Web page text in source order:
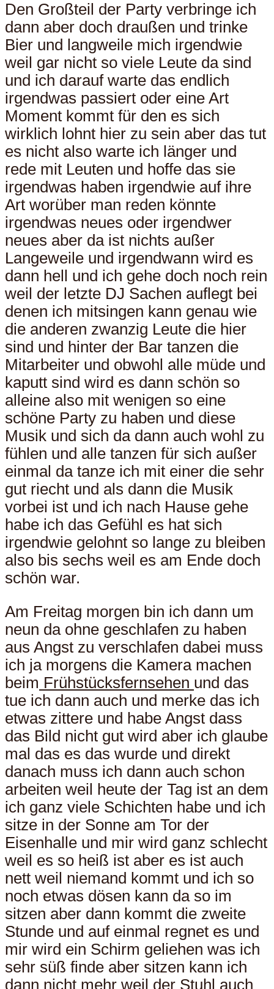
Den Großteil der Party verbringe ich
dann aber doch draußen und trinke
Bier und langweile mich irgendwie
weil gar nicht so viele Leute da sind
und ich darauf warte das endlich
irgendwas passiert oder eine Art
Moment kommt für den es sich
wirklich lohnt hier zu sein aber das tut
es nicht also warte ich länger und
rede mit Leuten und hoffe das sie
irgendwas haben irgendwie auf ihre
Art worüber man reden könnte
irgendwas neues oder irgendwer
neues aber da ist nichts außer
Langeweile und irgendwann wird es
dann hell und ich gehe doch noch rein
weil der letzte DJ Sachen auflegt bei
denen ich mitsingen kann genau wie
die anderen zwanzig Leute die hier
sind und hinter der Bar tanzen die
Mitarbeiter und obwohl alle müde und
kaputt sind wird es dann schön so
alleine also mit wenigen so eine
schöne Party zu haben und diese
Musik und sich da dann auch wohl zu
fühlen und alle tanzen für sich außer
einmal da tanze ich mit einer die sehr
gut riecht und als dann die Musik
vorbei ist und ich nach Hause gehe
habe ich das Gefühl es hat sich
irgendwie gelohnt so lange zu bleiben
also bis sechs weil es am Ende doch
schön war.
Am Freitag morgen bin ich dann um
neun da ohne geschlafen zu haben
aus Angst zu verschlafen dabei muss
ich ja morgens die Kamera machen
beim Frühstücksfernsehen und das
tue ich dann auch und merke das ich
etwas zittere und habe Angst dass
das Bild nicht gut wird aber ich glaube
mal das es das wurde und direkt
danach muss ich dann auch schon
arbeiten weil heute der Tag ist an dem
ich ganz viele Schichten habe und ich
sitze in der Sonne am Tor der
Eisenhalle und mir wird ganz schlecht
weil es so heiß ist aber es ist auch
nett weil niemand kommt und ich so
noch etwas dösen kann da so im
sitzen aber dann kommt die zweite
Stunde und auf einmal regnet es und
mir wird ein Schirm geliehen was ich
sehr süß finde aber sitzen kann ich
dann nicht mehr weil der Stuhl auch